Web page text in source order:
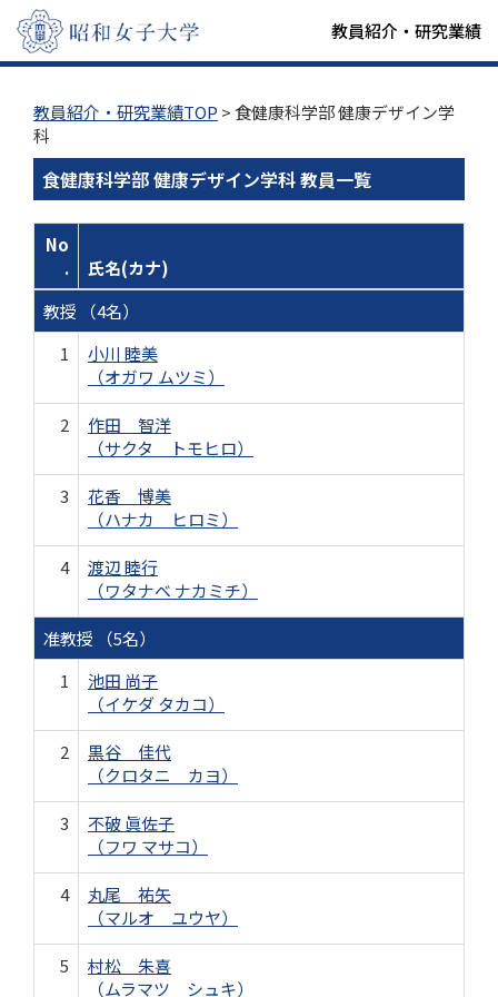
教員紹介・研究業績
教員紹介・研究業績TOP > 食健康科学部 健康デザイン学
科
食健康科学部 健康デザイン学科 教員一覧
No
.
氏名(カナ)
教授 （4名）
1
小川 睦美
（オガワ ムツミ）
2
作田 智洋
（サクタ トモヒロ）
3
花香 博美
（ハナカ ヒロミ）
4
渡辺 睦行
（ワタナベ ナカミチ）
准教授 （5名）
1
池田 尚子
（イケダ タカコ）
2
黒谷 佳代
（クロタニ カヨ）
3
不破 眞佐子
（フワ マサコ）
4
丸尾 祐矢
（マルオ ユウヤ）
5
村松 朱喜
（ムラマツ シュキ）